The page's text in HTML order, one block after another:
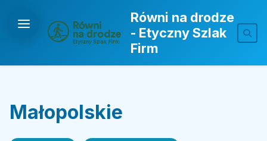
Równi na drodze
- Etyczny Szlak
Firm
Małopolskie